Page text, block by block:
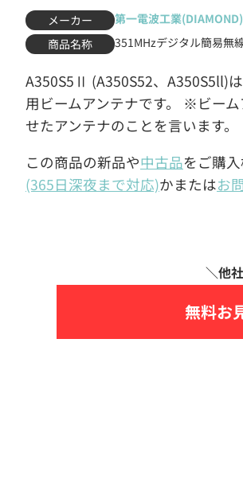
メーカー
第一電波工業(DIAMOND)
商品名称
351MHzデジタル簡易無
A350S5Ⅱ (A350S52、A350S5ll)
用ビームアンテナです。 ※ビー
せたアンテナのことを言います。
この商品の新品や中古品をご購
(365日深夜まで対応)かまたはお
無料お